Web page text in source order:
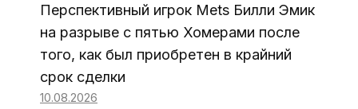
Перспективный игрок Mets Билли Эмик
на разрыве с пятью Хомерами после
того, как был приобретен в крайний
срок сделки
10.08.2026